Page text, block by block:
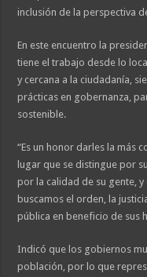
inclusión de la perspectiva
En este encuentro la
tiene el trabajo desde lo
y cercana a la ciudadanía,
prácticas en gobernanza,
sostenible.
“Es un honor darles la más
lugar que se distingue por
por la calidad de su gente,
buscamos el orden, la
pública en beneficio de sus
Indicó que los gobiernos
población, por lo que